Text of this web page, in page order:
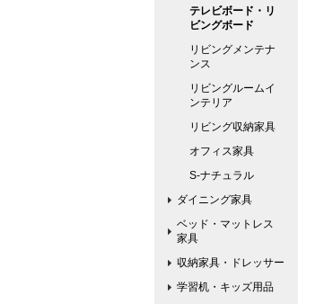
テレビボード・リ
ビングボード
リビングメンテナ
ンス
リビングルームイ
ンテリア
リビング収納家具
オフィス家具
S-ナチュラル
ダイニング家具
ベッド・マットレス
家具
収納家具・ドレッサー
学習机・キッズ用品